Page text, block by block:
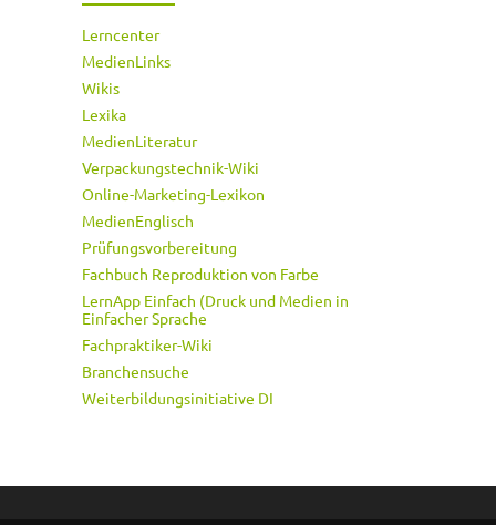
Lerncenter
MedienLinks
Wikis
Lexika
MedienLiteratur
Verpackungstechnik-Wiki
Online-Marketing-Lexikon
MedienEnglisch
Prüfungsvorbereitung
Fachbuch Reproduktion von Farbe
LernApp Einfach (Druck und Medien in
Einfacher Sprache
Fachpraktiker-Wiki
Branchensuche
Weiterbildungsinitiative DI